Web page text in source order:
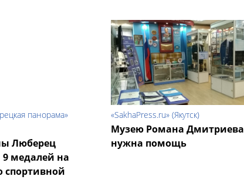
панорама»
Люберец
9 медалей на
спортивной
«SakhaPress.ru» (Якутск)
Музею Романа Дмитриева
нужна помощь